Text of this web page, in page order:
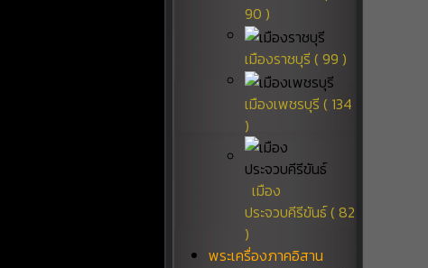
90 )
เมืองราชบุรี ( 99 )
เมืองเพชรบุรี ( 134
)
เมือง
ประจวบคีรีขันธ์ ( 82
)
พระเครื่องภาคอิสาน